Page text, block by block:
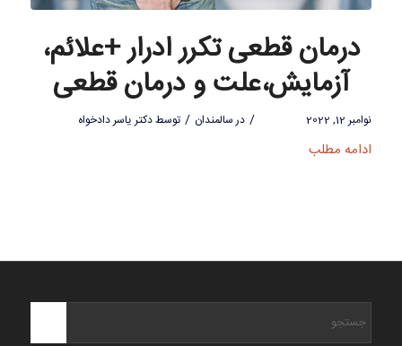
درمان قطعی تکرر ادرار +علائم،
آزمایش،علت و درمان قطعی
نوامبر 12, 2022 / درسالمندان / توسطدکتر یاسر دادخواه
ادامه مطلب